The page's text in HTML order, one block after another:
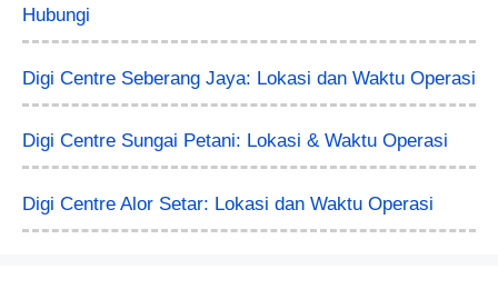
Hubungi
Digi Centre Seberang Jaya: Lokasi dan Waktu Operasi
Digi Centre Sungai Petani: Lokasi & Waktu Operasi
Digi Centre Alor Setar: Lokasi dan Waktu Operasi